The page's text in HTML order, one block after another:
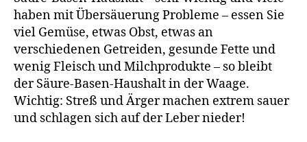
haben mit Übersäuerung Probleme – essen Sie
viel Gemüse, etwas Obst, etwas an
verschiedenen Getreiden, gesunde Fette und
wenig Fleisch und Milchprodukte – so bleibt
der Säure-Basen-Haushalt in der Waage.
Wichtig: Streß und Ärger machen extrem sauer
und schlagen sich auf der Leber nieder!